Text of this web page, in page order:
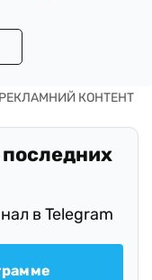
последних
в Telegram